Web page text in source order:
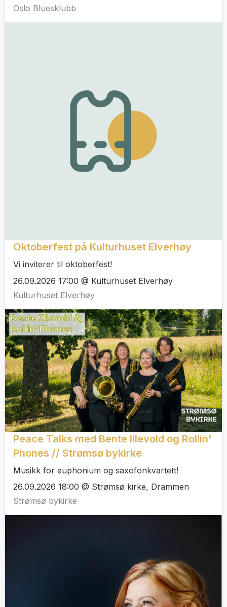
Oslo Bluesklubb
Oktoberfest på Kulturhuset Elverhøy
Vi inviterer til oktoberfest!
26.09.2026 17:00 @ Kulturhuset Elverhøy
Kulturhuset Elverhøy
Peace Talks med Bente Illevold og Rollin'
Phones // Strømsø bykirke
Musikk for euphonium og saxofonkvartett!
26.09.2026 18:00 @ Strømsø kirke, Drammen
Strømsø bykirke